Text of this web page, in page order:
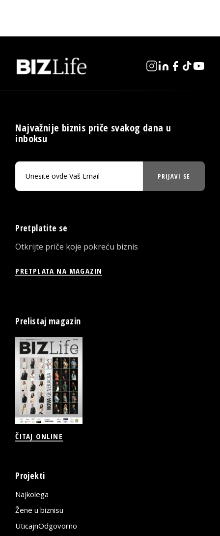
Najvažnije biznis priče svakog dana u
inboksu
PRIJAVI SE
Pretplatite se
Otkrijte priče koje pokreću biznis
PRETPLATA NA MAGAZIN
Prelistaj magazin
ČITAJ ONLINE
Projekti
Najkolega
Žene u biznisu
UticajnOdgovorno